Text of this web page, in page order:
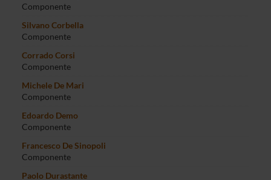
Componente
Silvano Corbella
Componente
Corrado Corsi
Componente
Michele De Mari
Componente
Edoardo Demo
Componente
Francesco De Sinopoli
Componente
Paolo Durastante